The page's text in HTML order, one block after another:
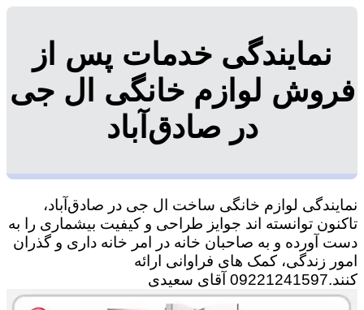
نمایندگی خدمات پس از
فروش لوازم خانگی ال جی
در صادق‌آباد
نمایندگی لوازم خانگی ساخت ال جی در صادق‌آباد،
تاکنون توانسته اند جوایز طراحی و کیفیت بیشماری را به
دست آورده و به صاحبان خانه در امر خانه داری و گذران
امور زندگی، کمک های فراوانی ارائه
کنند.09221241597 آقای سعیدی